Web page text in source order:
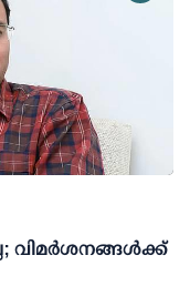
വിമര്‍ശനങ്ങള്‍ക്ക്